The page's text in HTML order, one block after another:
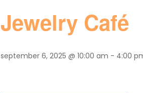
Jewelry Café
september 6, 2025 @ 10:00 am - 4:00